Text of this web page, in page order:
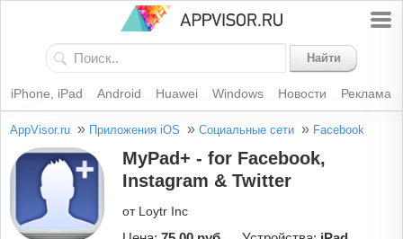
Найти
iPhone, iPad Android Huawei Windows Новости Реклама
AppVisor.ru » Приложения iOS » Социальные сети » Facebook
MyPad+ - for Facebook,
Instagram & Twitter
от Loytr Inc